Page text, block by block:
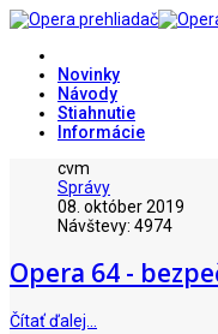
Novinky
Návody
Stiahnutie
Informácie
cvm
Správy
08. október 2019
Návštevy: 4974
Opera 64 -
Čítať ďalej…